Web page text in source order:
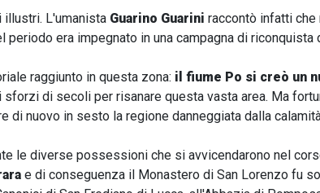
illustri. L'umanista Guarino Guarini raccontò infatti
periodo era impegnato in una campagna di
raggiunto in questa zona: il fiume Po si creò un
di secoli per risanare questa vasta area. Ma
nuovo in sesto la regione danneggiata dalla
le diverse possessioni che si avvicendarono nel
e di conseguenza il Monastero di San Lorenzo fu